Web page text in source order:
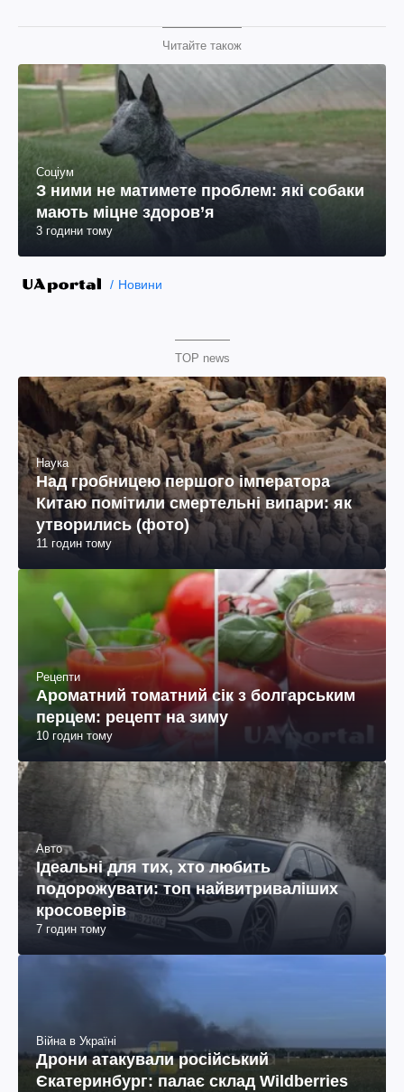
Читайте також
Соціум
З ними не матимете проблем: які собаки
мають міцне здоров’я
3 години тому
Новини
TOP news
Наука
Над гробницею першого імператора
Китаю помітили смертельні випари: як
утворились (фото)
11 годин тому
Рецепти
Ароматний томатний сік з болгарським
перцем: рецепт на зиму
10 годин тому
Авто
Ідеальні для тих, хто любить
подорожувати: топ найвитриваліших
кросоверів
7 годин тому
Війна в Україні
Дрони атакували російський
Єкатеринбург: палає склад Wildberries